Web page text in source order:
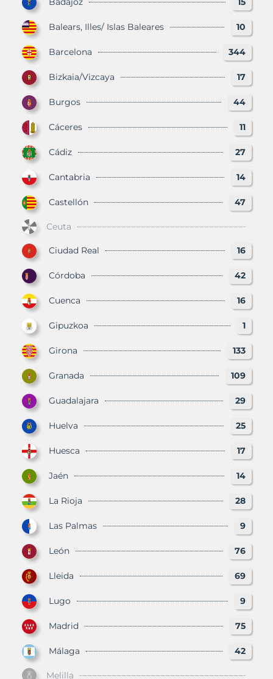
Balears, Illes/ Islas Baleares 10
Barcelona 344
Bizkaia/Vizcaya 17
Burgos 44
Cáceres 11
Cádiz 27
Cantabria 14
Castellón 47
Ceuta
Ciudad Real 16
Córdoba 42
Cuenca 16
Gipuzkoa 1
Girona 133
Granada 109
Guadalajara 29
Huelva 25
Huesca 17
Jaén 14
La Rioja 28
Las Palmas 9
León 76
Lleida 69
Lugo 9
Madrid 75
Málaga 42
Melilla